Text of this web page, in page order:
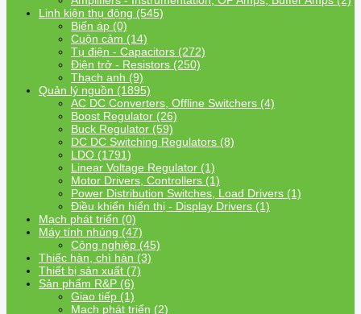
Linh kiện thụ động (545)
Biến áp (0)
Cuộn cảm (14)
Tụ điện - Capacitors (272)
Điện trở - Resistors (250)
Thạch anh (9)
Quản lý nguồn (1895)
AC DC Converters, Offline Switchers (4)
Boost Regulator (26)
Buck Regulator (59)
DC DC Switching Regulators (8)
LDO (1791)
Linear Voltage Regulator (1)
Motor Drivers, Controllers (1)
Power Distribution Switches, Load Drivers (1)
Điều khiển hiển thị - Display Drivers (1)
Mạch phát triển (0)
Máy tính nhúng (47)
Công nghiệp (45)
Thiếc hàn, chì hàn (3)
Thiết bị sản xuất (7)
Sản phẩm R&P (6)
Giao tiếp (1)
Mạch phát triển (2)